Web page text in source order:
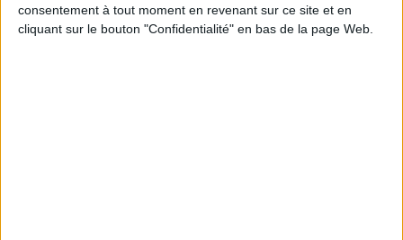
consentement à tout moment en revenant sur ce site et en
cliquant sur le bouton "Confidentialité" en bas de la page Web.
AJOUTER AU PANIER